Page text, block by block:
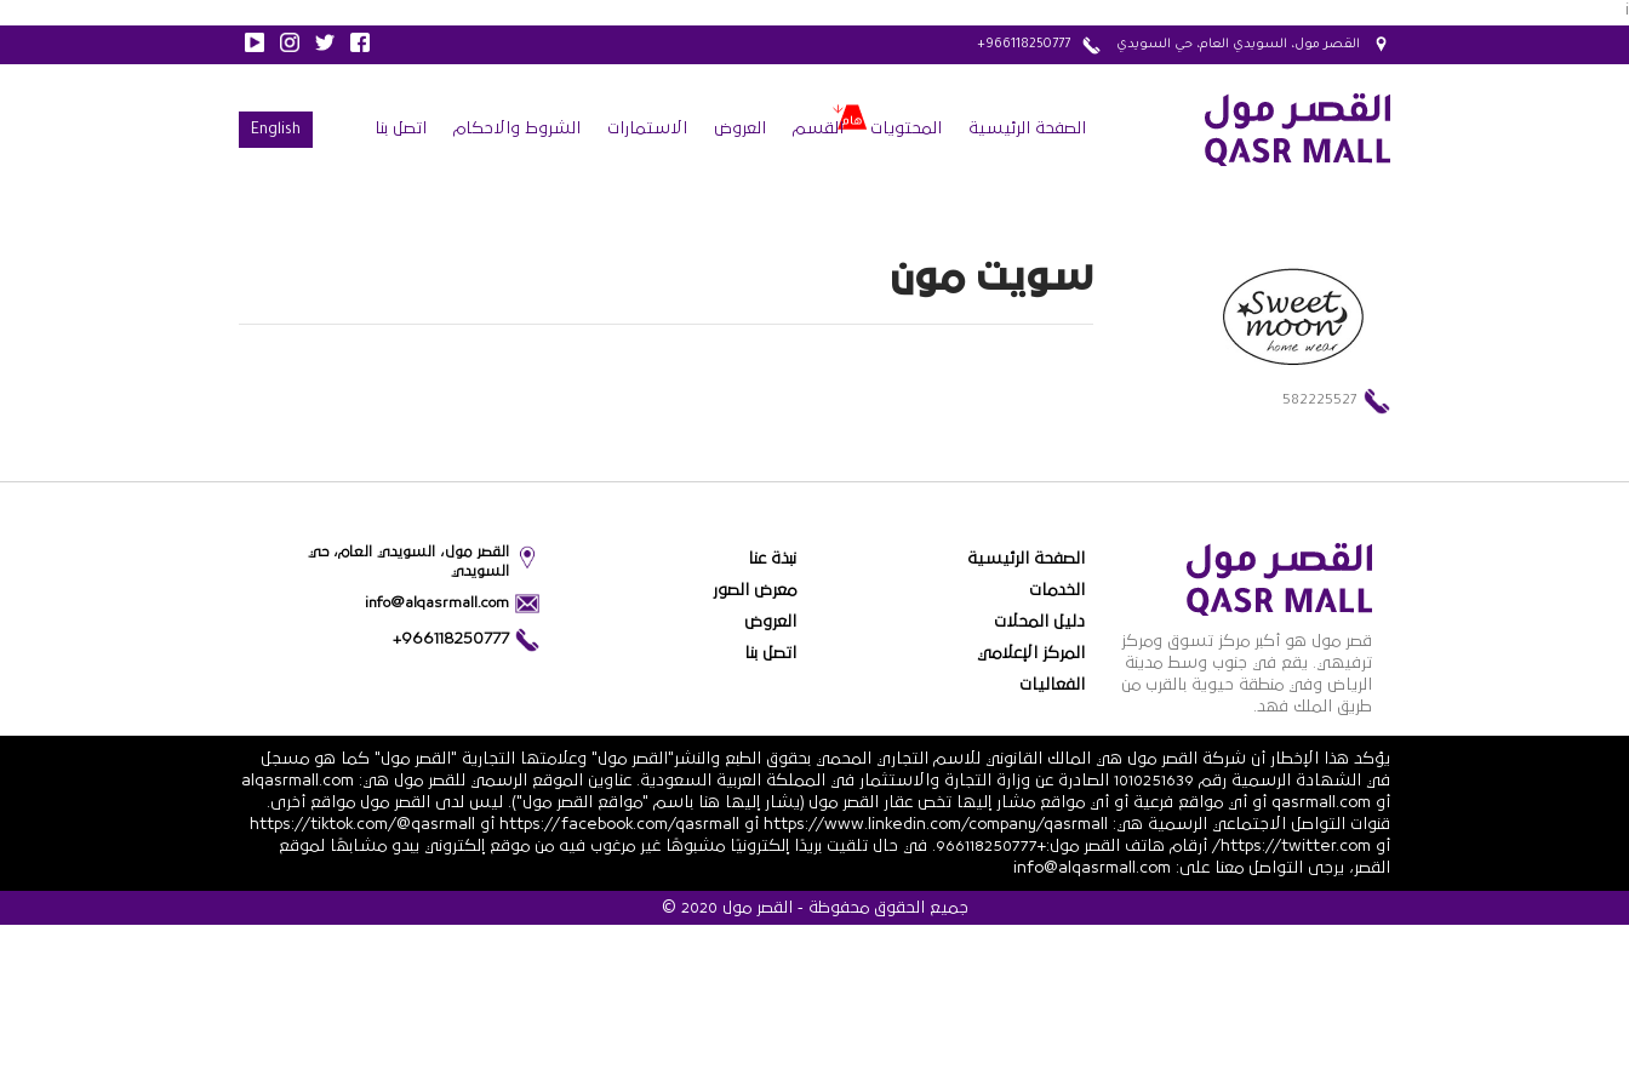
i
القصر مول، السويدي العام، حي السويدي +966118250777
الصفحة الرئيسية المحتويات القسم العروض الاستمارات الشروط والاحكام اتصل بنا English
582225527
سويت مون
قصر مول هو أكبر مركز تسوق ومركز
ترفيهي. يقع في جنوب وسط مدينة
الرياض وفي منطقة حيوية بالقرب من
طريق الملك فهد.
الصفحة الرئيسية
الخدمات
دليل المحلات
المركز الإعلامي
الفعاليات
نبذة عنا
معرض الصور
العروض
اتصل بنا
القصر مول، السويدي العام، حي
السويدي
info@alqasrmall.com
+966118250777
يؤكد هذا الإخطار أن شركة القصر مول هي المالك القانوني للاسم التجاري المحمي بحقوق الطبع والنشر"القصر مول" وعلامتها التجارية "القصر مول" كما هو مسجل
في الشهادة الرسمية رقم 1010251639 الصادرة عن وزارة التجارة والاستثمار في المملكة العربية السعودية. عناوين الموقع الرسمي للقصر مول هي: alqasrmall.com
أو qasrmall.com أو أي مواقع فرعية أو أي مواقع مشار إليها تخص عقار القصر مول (يشار إليها هنا باسم "مواقع القصر مول"). ليس لدى القصر مول مواقع أخرى.
قنوات التواصل الاجتماعي الرسمية هي: https://www.linkedin.com/company/qasrmall أو https://facebook.com/qasrmall أو https://tiktok.com/@qasrmall
أو https://twitter.com/ أرقام هاتف القصر مول:+966118250777. في حال تلقيت بريدًا إلكترونيًا مشبوهًا غير مرغوب فيه من موقع إلكتروني يبدو مشابهًا لموقع
القصر، يرجى التواصل معنا على: info@alqasrmall.com
جميع الحقوق محفوظة - القصر مول 2020 ©